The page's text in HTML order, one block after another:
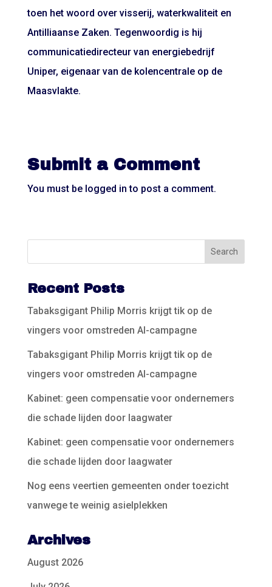
toen het woord over visserij, waterkwaliteit en
Antilliaanse Zaken. Tegenwoordig is hij
communicatiedirecteur van energiebedrijf
Uniper, eigenaar van de kolencentrale op de
Maasvlakte.
Submit a Comment
You must be logged in to post a comment.
Recent Posts
Tabaksgigant Philip Morris krijgt tik op de
vingers voor omstreden AI-campagne
Tabaksgigant Philip Morris krijgt tik op de
vingers voor omstreden AI-campagne
Kabinet: geen compensatie voor ondernemers
die schade lijden door laagwater
Kabinet: geen compensatie voor ondernemers
die schade lijden door laagwater
Nog eens veertien gemeenten onder toezicht
vanwege te weinig asielplekken
Archives
August 2026